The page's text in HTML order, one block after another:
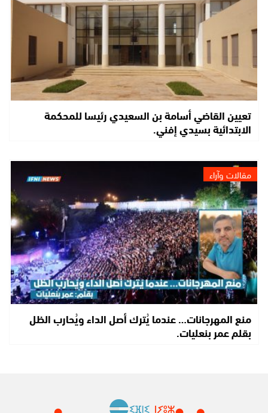
تعيين القاضي أسامة بن السعيدي رئيسا للمحكمة
الابتدائية بسيدي إفني.
مقالات وآراء
منع المهرجانات… عندما يُترك أصل الداء ويُحارب الظل
بقلم عمر بنعليات.